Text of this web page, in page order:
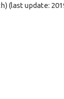
(last update: